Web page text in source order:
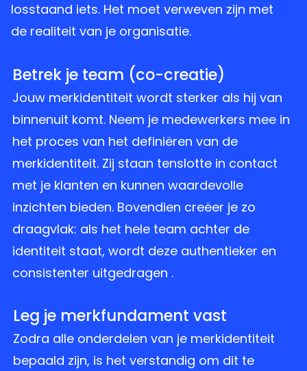
losstaand iets. Het moet verweven zijn met
de realiteit van je organisatie.
Betrek je team (co-creatie)
Jouw merkidentiteit wordt sterker als hij van
binnenuit komt. Neem je medewerkers mee in
het proces van het definiëren van de
merkidentiteit. Zij staan tenslotte in contact
met je klanten en kunnen waardevolle
inzichten bieden. Bovendien creëer je zo
draagvlak: als het hele team achter de
identiteit staat, wordt deze authentieker en
consistenter uitgedragen .
Leg je merkfundament vast
Zodra alle onderdelen van je merkidentiteit
bepaald zijn, is het verstandig om dit te